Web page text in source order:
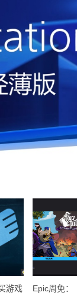
游戏
Epic周免：